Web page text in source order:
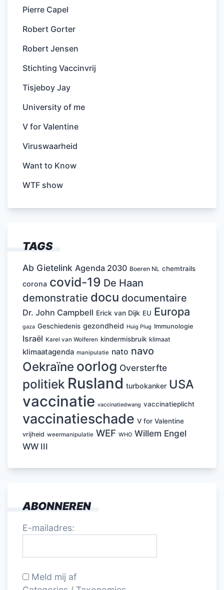
Pierre Capel
Robert Gorter
Robert Jensen
Stichting Vaccinvrij
Tisjeboy Jay
University of me
V for Valentine
Viruswaarheid
Want to Know
WTF show
TAGS
Ab Gietelink Agenda 2030 Boeren NL chemtrails
corona covid-19 De Haan
demonstratie docu documentaire
Dr. John Campbell Erick van Dijk EU Europa
gaza Geschiedenis gezondheid Huig Plug Immunologie
Israël Karel van Wolferen kindermisbruik klimaat
klimaatagenda manipulatie nato navo
Oekraïne oorlog Oversterfte
politiek Rusland turbokanker USA
vaccinatie vaccinatiedwang vaccinatieplicht
vaccinatieschade V for Valentine
vrijheid weermanipulatie WEF WHO Willem Engel
WW III
ABONNEREN
E-mailadres:
Meld mij af